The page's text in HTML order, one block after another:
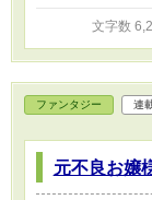
文字数
ファンタジー 連
元不良お嬢